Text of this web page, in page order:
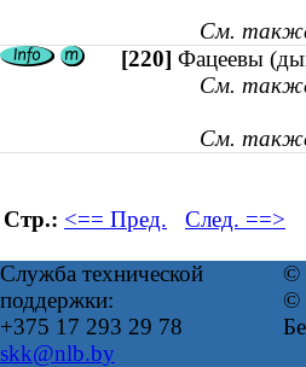
См. также
[220] Фацеевы
См.
См. также
Стр.: <== Пред. След. ==>
Служба технической
поддержки:
+375 17 293 29 78
skk@nlb.by
©
©